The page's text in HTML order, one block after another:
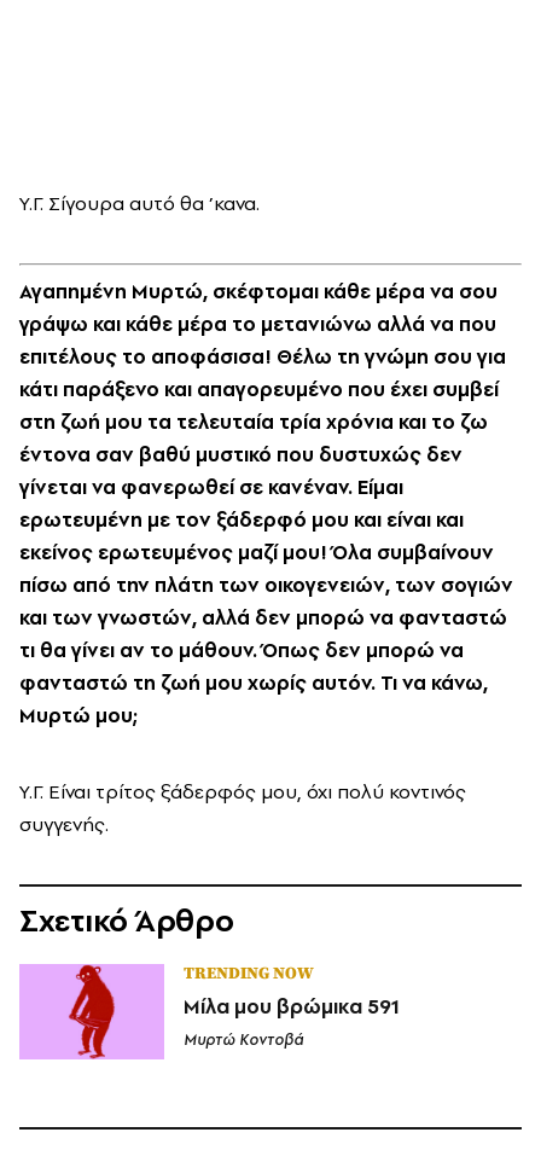
Υ.Γ. Σίγουρα αυτό θα ’κανα.
Αγαπημένη Μυρτώ, σκέφτομαι κάθε μέρα να σου
γράψω και κάθε μέρα το μετανιώνω αλλά να που
επιτέλους το αποφάσισα! Θέλω τη γνώμη σου για
κάτι παράξενο και απαγορευμένο που έχει συμβεί
στη ζωή μου τα τελευταία τρία χρόνια και το ζω
έντονα σαν βαθύ μυστικό που δυστυχώς δεν
γίνεται να φανερωθεί σε κανέναν. Είμαι
ερωτευμένη με τον ξάδερφό μου και είναι και
εκείνος ερωτευμένος μαζί μου! Όλα συμβαίνουν
πίσω από την πλάτη των οικογενειών, των σογιών
και των γνωστών, αλλά δεν μπορώ να φανταστώ
τι θα γίνει αν το μάθουν. Όπως δεν μπορώ να
φανταστώ τη ζωή μου χωρίς αυτόν. Τι να κάνω,
Μυρτώ μου;
Υ.Γ. Είναι τρίτος ξάδερφός μου, όχι πολύ κοντινός
συγγενής.
Σχετικό Άρθρο
TRENDING NOW
Μίλα μου βρώμικα 591
Μυρτώ Κοντοβά